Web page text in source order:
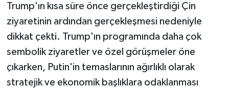
Trump'ın kısa süre önce gerçekleştirdiği Çin
ziyaretinin ardından gerçekleşmesi nedeniyle
dikkat çekti. Trump'ın programında daha çok
sembolik ziyaretler ve özel görüşmeler öne
çıkarken, Putin'in temaslarının ağırlıklı olarak
stratejik ve ekonomik başlıklara odaklanması